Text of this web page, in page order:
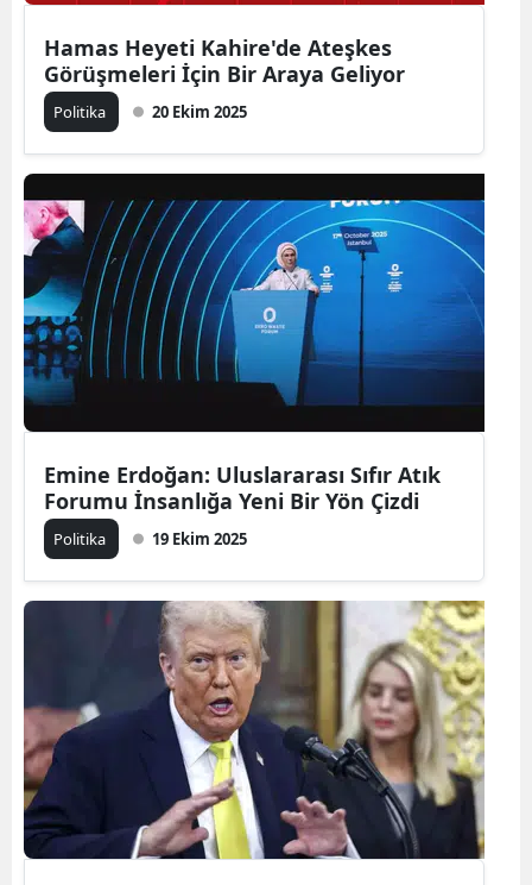
Hamas Heyeti Kahire'de Ateşkes
Görüşmeleri İçin Bir Araya Geliyor
Politika 20 Ekim 2025
Emine Erdoğan: Uluslararası Sıfır Atık
Forumu İnsanlığa Yeni Bir Yön Çizdi
Politika 19 Ekim 2025